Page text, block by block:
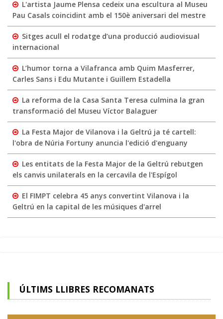
L'artista Jaume Plensa cedeix una escultura al Museu
Pau Casals coincidint amb el 150è aniversari del mestre
Sitges acull el rodatge d’una producció audiovisual
internacional
L’humor torna a Vilafranca amb Quim Masferrer,
Carles Sans i Edu Mutante i Guillem Estadella
La reforma de la Casa Santa Teresa culmina la gran
transformació del Museu Víctor Balaguer
La Festa Major de Vilanova i la Geltrú ja té cartell:
l'obra de Núria Fortuny anuncia l'edició d'enguany
Les entitats de la Festa Major de la Geltrú rebutgen
els canvis unilaterals en la cercavila de l'Espígol
El FIMPT celebra 45 anys convertint Vilanova i la
Geltrú en la capital de les músiques d'arrel
ÚLTIMS LLIBRES RECOMANATS